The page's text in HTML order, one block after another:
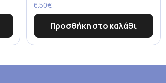
6.50€
Προσθήκη στο καλάθι